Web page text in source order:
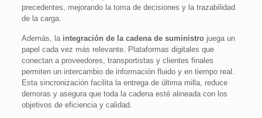
precedentes, mejorando la toma de decisiones y la trazabilidad
de la carga.
Además, la integración de la cadena de suministrojuega un
papel cada vez más relevante. Plataformas digitales que
conectan a proveedores, transportistas y clientes finales
permiten un intercambio de información fluido y en tiempo real.
Esta sincronización facilita la entrega de última milla, reduce
demoras y asegura que toda la cadena esté alineada con los
objetivos de eficiencia y calidad.